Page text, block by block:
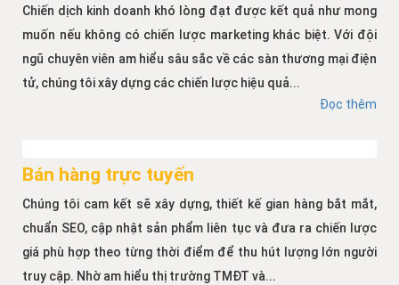
Chiến dịch kinh doanh khó lòng đạt được kết quả như mong
muốn nếu không có chiến lược marketing khác biệt. Với đội
ngũ chuyên viên am hiểu sâu sắc về các sàn thương mại điện
tử, chúng tôi xây dựng các chiến lược hiệu quả...
Đọc thêm
Bán hàng trực tuyến
Chúng tôi cam kết sẽ xây dựng, thiết kế gian hàng bắt mắt,
chuẩn SEO, cập nhật sản phẩm liên tục và đưa ra chiến lược
giá phù hợp theo từng thời điểm để thu hút lượng lớn người
truy cập. Nhờ am hiểu thị trường TMĐT và...